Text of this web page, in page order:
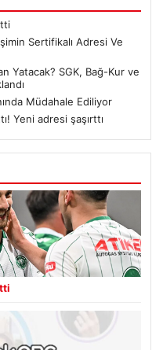
Sertifikalı Adresi Ve
Yatacak? SGK, Bağ-Kur ve
Müdahale Ediliyor
Yeni adresi şaşırttı